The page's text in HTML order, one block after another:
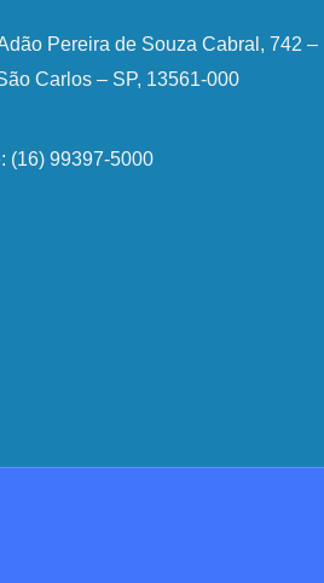
Pereira de Souza Cabral, 742 –
Carlos – SP, 13561-000
(16) 99397-5000